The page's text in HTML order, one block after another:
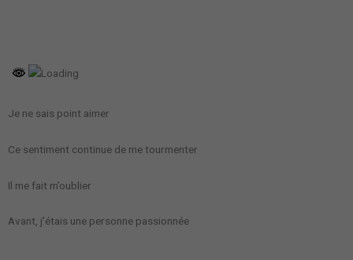
Je ne sais point aimer
Ce sentiment continue de me tourmenter
Il me fait m’oublier
Avant, j’étais une personne passionnée